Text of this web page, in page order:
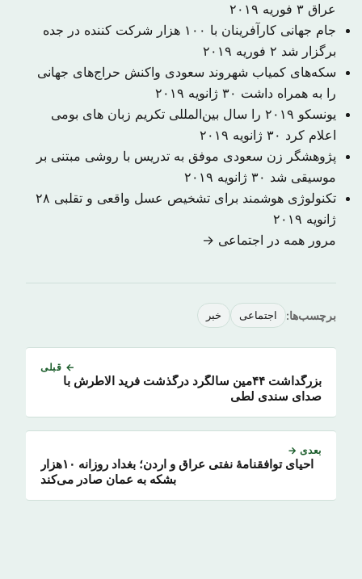
عراق ۳ فوریه ۲۰۱۹
جام جهانی کارآفرینان با ۱۰۰ هزار شرکت کننده در جده
برگزار شد ۲ فوریه ۲۰۱۹
سکه‌های کمیاب شهروند سعودی واکنش حراج‌های جهانی
را به همراه داشت ۳۰ ژانویه ۲۰۱۹
یونسکو ۲۰۱۹ را سال بین‌المللی تکریم زبان های بومی
اعلام کرد ۳۰ ژانویه ۲۰۱۹
​پژوهشگر زن سعودی موفق به تدریس با روشی مبتنی بر
موسیقی شد ۳۰ ژانویه ۲۰۱۹
تکنولوژی هوشمند برای تشخیص عسل واقعی و تقلبی ۲۸
ژانویه ۲۰۱۹
مرور همه در اجتماعی →
برچسب‌ها: اجتماعی خبر
← قبلی
بزرگداشت ۴۴مین سالگرد درگذشت فرید الاطرش با
صدای سندی لطی
بعدی →
​احیای توافقنامهٔ نفتی عراق و اردن؛ بغداد روزانه ۱۰هزار
بشکه به عمان صادر می‌کند